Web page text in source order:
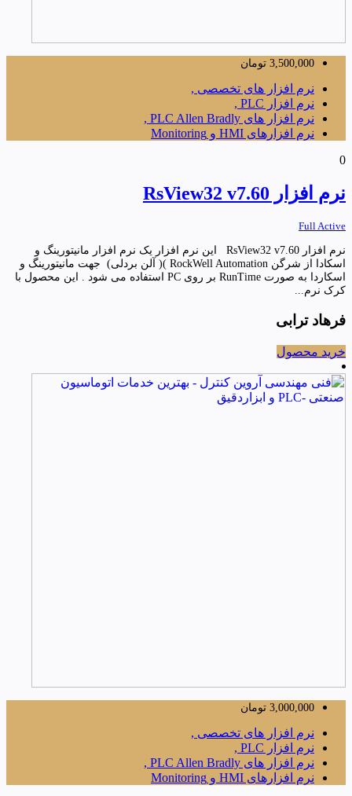
3,500,000 تومان
نرم افزار های تخصصی ,
نرم افزار PLC ,
نرم افزار های PLC Allen Bradly ,
نرم افزارهای HMI و Monitoring
0
نرم افزار RsView32 v7.60
Full Active
نرم افزار RsView32 v7.60 این نرم افزار یک نرم افزار مانیتورینگ و
اسکادا از شرگن RockWell Automation )( آلن بردلی) جهت مانیتورینگ و
اسکاردا به صورت RunTime بر روی PC استفاده می شود . این محصول با
کرک نرم...
فرهاد ترابی
خرید محصول
3,000,000 تومان
نرم افزار های تخصصی ,
نرم افزار PLC ,
نرم افزار های PLC Allen Bradly ,
نرم افزارهای HMI و Monitoring